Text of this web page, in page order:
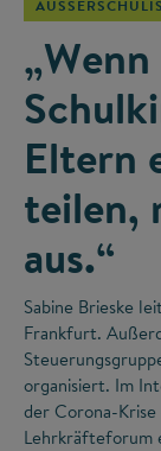
Eltern
teilen,
aus.“
Sabine Brieske
Frankfurt.
organisiert. Im
der Corona-Krise
Lehrkräfteforum